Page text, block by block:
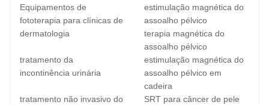
Equipamentos de
fototerapia para clínicas de
dermatologia
estimulação magnética do
assoalho pélvico
terapia magnética do
assoalho pélvico
tratamento da
incontinência urinária
estimulação magnética do
assoalho pélvico em
cadeira
tratamento não invasivo do
SRT para câncer de pele